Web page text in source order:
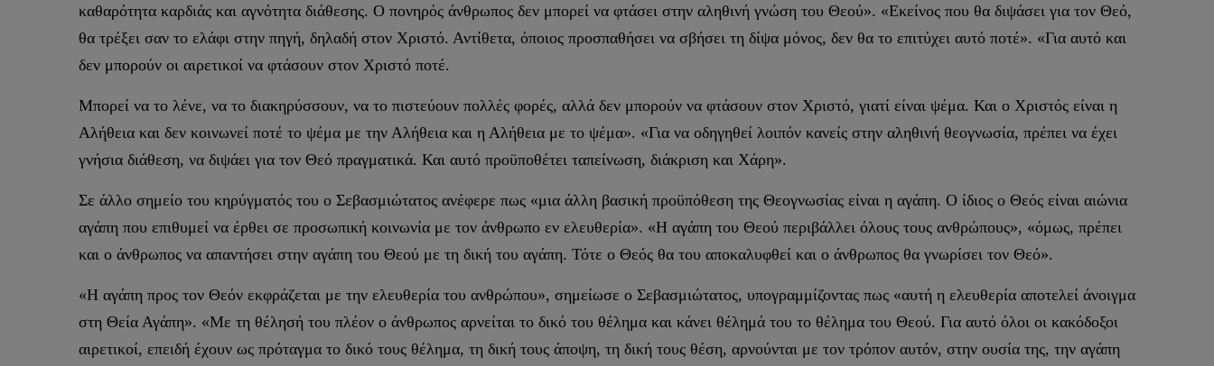
καθαρότητα καρδιάς και αγνότητα διάθεσης. Ο πονηρός άνθρωπος δεν μπορεί να φτάσει στην αληθινή γνώση του Θεού». «Εκείνος που θα διψάσει για τον Θεό,
θα τρέξει σαν το ελάφι στην πηγή, δηλαδή στον Χριστό. Αντίθετα, όποιος προσπαθήσει να σβήσει τη δίψα μόνος, δεν θα το επιτύχει αυτό ποτέ». «Για αυτό και
δεν μπορούν οι αιρετικοί να φτάσουν στον Χριστό ποτέ.
Μπορεί να το λένε, να το διακηρύσσουν, να το πιστεύουν πολλές φορές, αλλά δεν μπορούν να φτάσουν στον Χριστό, γιατί είναι ψέμα. Και ο Χριστός είναι η
Αλήθεια και δεν κοινωνεί ποτέ το ψέμα με την Αλήθεια και η Αλήθεια με το ψέμα». «Για να οδηγηθεί λοιπόν κανείς στην αληθινή θεογνωσία, πρέπει να έχει
γνήσια διάθεση, να διψάει για τον Θεό πραγματικά. Και αυτό προϋποθέτει ταπείνωση, διάκριση και Χάρη».
Σε άλλο σημείο του κηρύγματός του ο Σεβασμιώτατος ανέφερε πως «μια άλλη βασική προϋπόθεση της Θεογνωσίας είναι η αγάπη. Ο ίδιος ο Θεός είναι αιώνια
αγάπη που επιθυμεί να έρθει σε προσωπική κοινωνία με τον άνθρωπο εν ελευθερία». «Η αγάπη του Θεού περιβάλλει όλους τους ανθρώπους», «όμως, πρέπει
και ο άνθρωπος να απαντήσει στην αγάπη του Θεού με τη δική του αγάπη. Τότε ο Θεός θα του αποκαλυφθεί και ο άνθρωπος θα γνωρίσει τον Θεό».
«Η αγάπη προς τον Θεόν εκφράζεται με την ελευθερία του ανθρώπου», σημείωσε ο Σεβασμιώτατος, υπογραμμίζοντας πως «αυτή η ελευθερία αποτελεί άνοιγμα
στη Θεία Αγάπη». «Με τη θέλησή του πλέον ο άνθρωπος αρνείται το δικό του θέλημα και κάνει θέλημά του το θέλημα του Θεού. Για αυτό όλοι οι κακόδοξοι
αιρετικοί, επειδή έχουν ως πρόταγμα το δικό τους θέλημα, τη δική τους άποψη, τη δική τους θέση, αρνούνται με τον τρόπον αυτόν, στην ουσία της, την αγάπη